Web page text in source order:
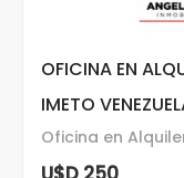
OFICINA EN
IMETO
Oficina en